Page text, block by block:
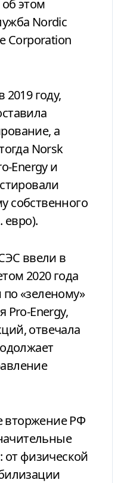
об этом
Nordic
Corporation
2019 году,
а
Norsk
Energy и
собственного
евро).
ввели в
2020 года
«зеленому»
Pro-Energy,
отвечала
вторжение РФ
от физической